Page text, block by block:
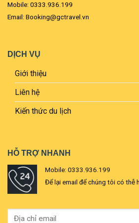
Mobile: 0333.936.199
Email: Booking@gctravel.vn
DỊCH VỤ
Giới thiệu
Liên hệ
Kiến thức du lịch
HỖ TRỢ NHANH
Mobile: 0333.936.199
Để lại email để chúng tôi có thễ